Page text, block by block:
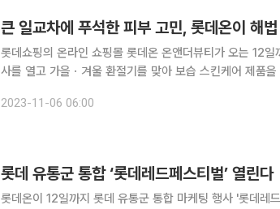
큰 일교차에 푸석한 피부 고민, 롯데온이 해법
롯데쇼핑의 온라인 쇼핑몰 롯데온 온앤더뷰티가 오는 12
사를 열고 가을ㆍ겨울 환절기를 맞아 보습 스킨케어 제품을 대거 선보인다.
2023-11-06 06:00
롯데 유통군 통합 ‘롯데레드페스티벌’ 열린다
롯데온이 12일까지 롯데 유통군 통합 마케팅 행사 '롯데레드